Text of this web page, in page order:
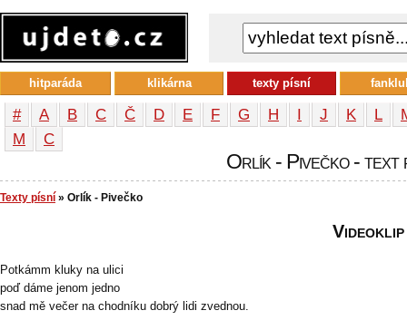
# A B C Č D E F G H I J K L
М
С
Orlík - Pivečko - text
Texty písní » Orlík - Pivečko
Potkámm kluky na ulici
poď dáme jenom jedno
snad mě večer na chodníku dobrý lidi zvednou.
Videoklip
hitparáda klikárna texty písní